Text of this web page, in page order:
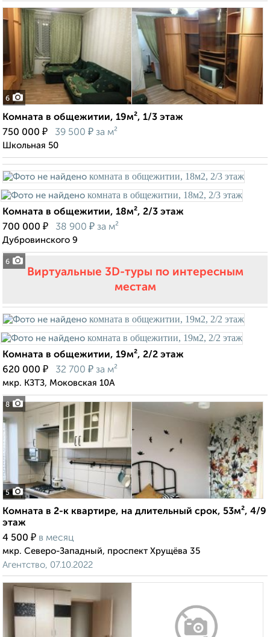
6
Комната в общежитии, 19м², 1/3 этаж
750 000 ₽ 39 500 ₽ за м²
Школьная 50
6
Комната в общежитии, 18м², 2/3 этаж
700 000 ₽ 38 900 ₽ за м²
Дубровинского 9
Виртуальные 3D-туры по интересным
местам
8
Комната в общежитии, 19м², 2/2 этаж
620 000 ₽ 32 700 ₽ за м²
мкр. КЗТЗ, Моковская 10А
5
Комната в 2-к квартире, на длительный срок, 53м², 4/9
этаж
4 500 ₽ в месяц
мкр. Северо-Западный, проспект Хрущёва 35
Агентство, 07.10.2022